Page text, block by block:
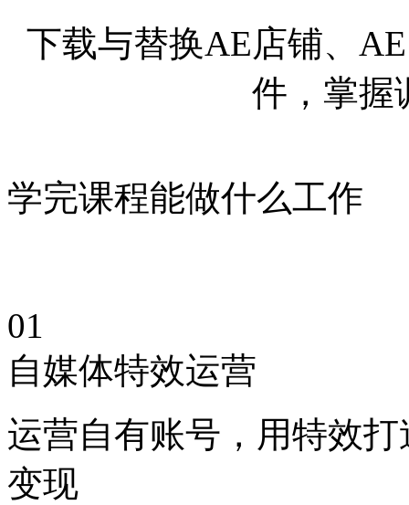
下载与替换AE店铺、
件，掌握
学完课程能做什么工作​
01
自媒体特效运营
运营自有账号，用特效
变现​